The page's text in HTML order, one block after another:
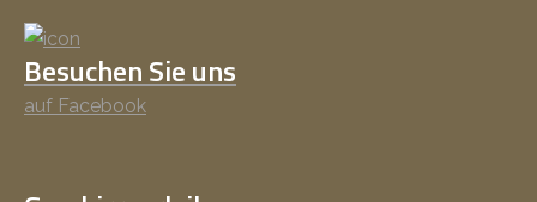
Besuchen Sie uns
auf Facebook